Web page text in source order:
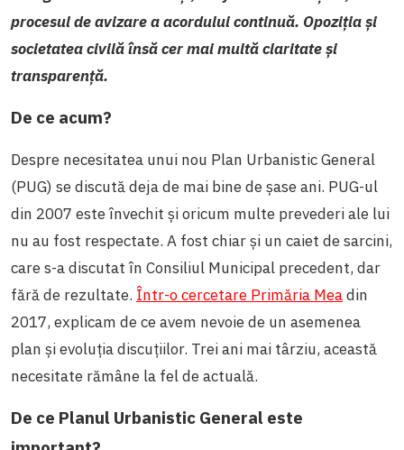
procesul de avizare a acordului continuă. Opoziția și
societatea civilă însă cer mai multă claritate și
transparență.
De ce acum?
Despre necesitatea unui nou Plan Urbanistic General
(PUG) se discută deja de mai bine de șase ani. PUG-ul
din 2007 este învechit și oricum multe prevederi ale lui
nu au fost respectate. A fost chiar și un caiet de sarcini,
care s-a discutat în Consiliul Municipal precedent, dar
fără de rezultate. Într-o cercetare Primăria Meadin
2017, explicam de ce avem nevoie de un asemenea
plan și evoluția discuțiilor. Trei ani mai târziu, această
necesitate rămâne la fel de actuală.
De ce Planul Urbanistic General este